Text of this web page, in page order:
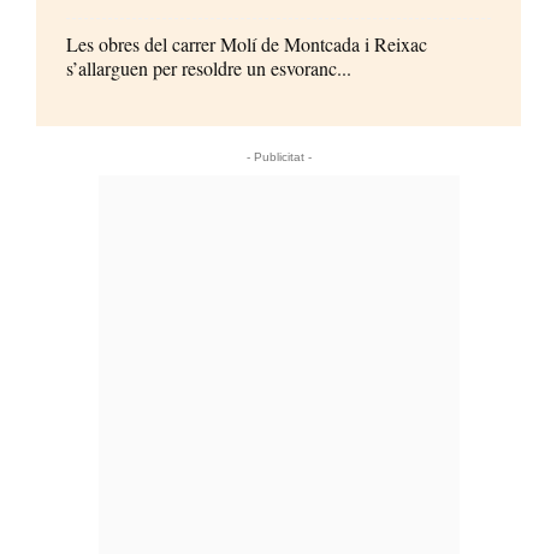
Les obres del carrer Molí de Montcada i Reixac
s’allarguen per resoldre un esvoranc...
- Publicitat -